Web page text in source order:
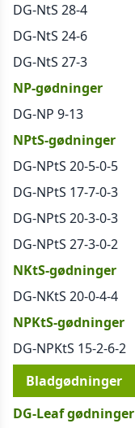
DG-NtS 28-4
DG-NtS 24-6
DG-NtS 27-3
NP-gødninger
DG-NP 9-13
NPtS-gødninger
DG-NPtS 20-5-0-5
DG-NPtS 17-7-0-3
DG-NPtS 20-3-0-3
DG-NPtS 27-3-0-2
NKtS-gødninger
DG-NKtS 20-0-4-4
NPKtS-gødninger
DG-NPKtS 15-2-6-2
Bladgødninger
DG-Leaf gødninger